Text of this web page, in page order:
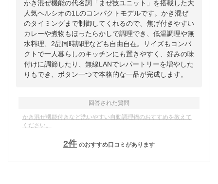
かき混ぜ機能の代名詞「まぜ技ユニット」を搭載した大
人気ヘルシオの1Lのコンパクトモデルです。かき混ぜ
のタイミングまで制御してくれるので、焦げ付きやすい
カレーや煮物もほったらかしで調理でき、低温調理や無
水料理、2品同時調理なども自由自在。サイズもコンパ
クトで一人暮らしのキッチンにも置きやすく、好みの味
付けに調節したり、無線LANでレパートリーを増やした
りもでき、ボタン一つで本格的な一品が完成します。
回答された質問
かき混ぜ機能付きなど洗いやすい自動調理鍋のおすすめを教えて
ください。
2件 のおすすめ口コミがあります